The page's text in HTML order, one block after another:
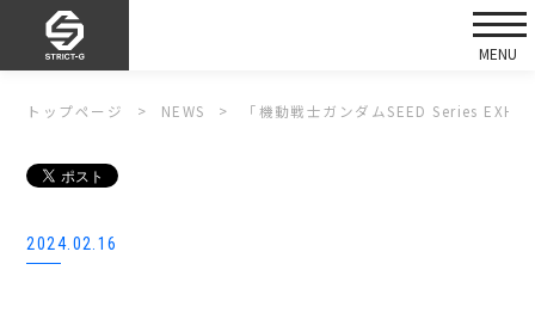
トップページ NEWS 「機動戦士ガンダムSEED Series
2024.02.16